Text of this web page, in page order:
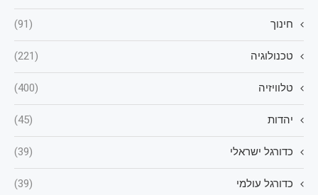
חינוך (91)
טכנולוגיה (221)
טלוויזיה (400)
יהדות (45)
כדורגל ישראלי (39)
כדורגל עולמי (39)